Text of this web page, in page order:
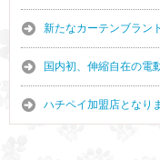
新たなカーテンブラン
国内初、伸縮自在の電
ハチペイ加盟店となり